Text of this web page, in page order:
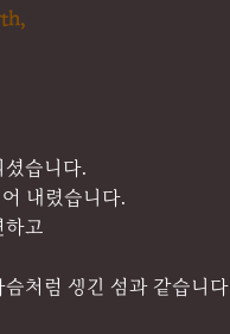
습니다.
내렸습니다.
고
처럼 생긴 섬과 같습니다.